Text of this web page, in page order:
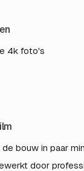
4k foto's
bouw in paar
door